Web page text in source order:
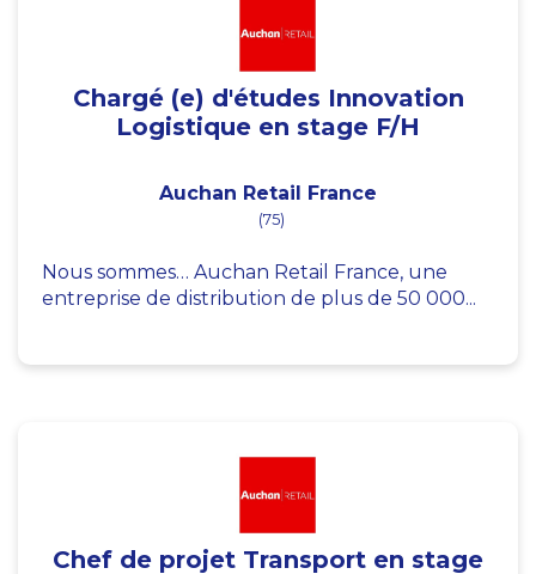
Chargé (e) d'études Innovation
Logistique en stage F/H
Auchan Retail France
(75)
Nous sommes… Auchan Retail France, une
entreprise de distribution de plus de 50 000...
Chef de projet Transport en stage